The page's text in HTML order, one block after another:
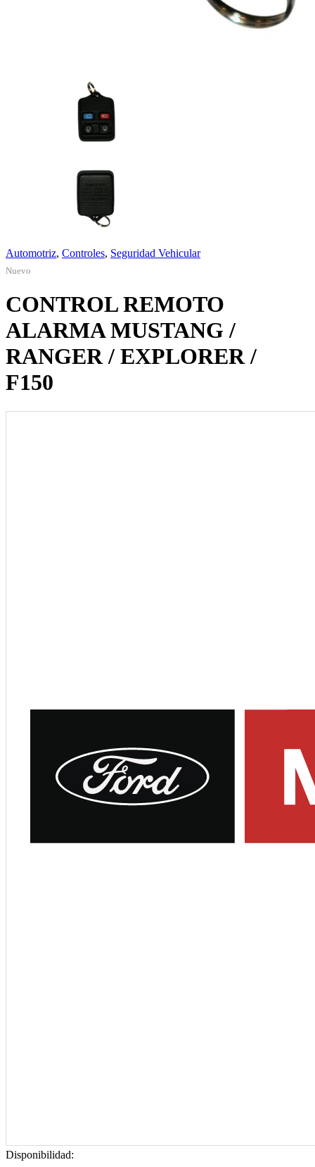
Automotriz, Controles, Seguridad Vehicular
Nuevo
CONTROL REMOTO
ALARMA MUSTANG /
RANGER / EXPLORER /
F150
Disponibilidad: